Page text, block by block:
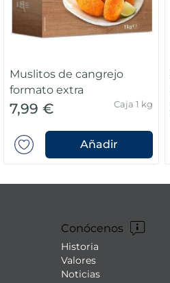
Muslitos de cangrejo
formato extra
7,99 € Caja 1 kg
Añadir
Conócenos
Historia
Valores
Noticias